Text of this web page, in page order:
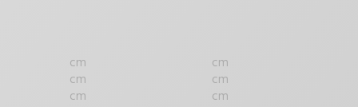
cm
cm
cm
cm
cm
cm